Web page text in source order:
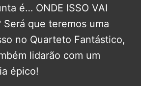
é… ONDE ISSO VAI
Será que teremos uma
no Quarteto Fantástico,
lidarão com um
épico!